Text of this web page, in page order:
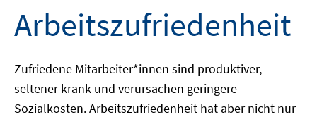
Arbeitszufriedenheit
Zufriedene Mitarbeiter*innen sind produktiver,
seltener krank und verursachen geringere
Sozialkosten. Arbeitszufriedenheit hat aber nicht nur